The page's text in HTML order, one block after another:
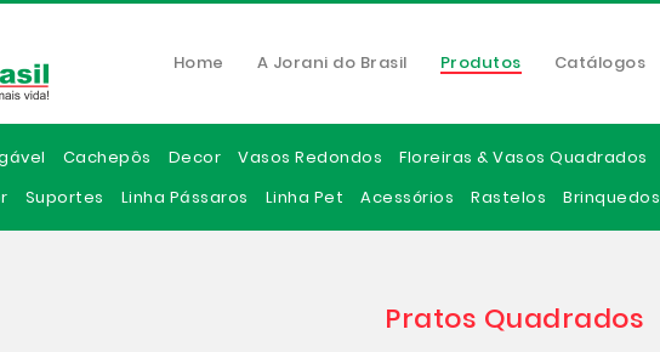
Home A Jorani do Brasil Produtos Catálogos
Cachepôs Decor Vasos Redondos Floreiras & Vasos Quadrados
Suportes Linha Pássaros Linha Pet Acessórios Rastelos Brinquedos
Pratos Quadrados